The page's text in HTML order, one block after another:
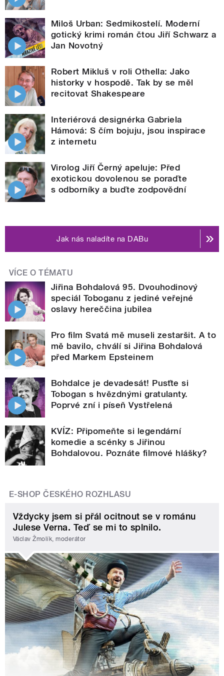
Miloš Urban: Sedmikostelí. Moderní
gotický krimi román čtou Jiří Schwarz a
Jan Novotný
Robert Mikluš v roli Othella: Jako
historky v hospodě. Tak by se měl
recitovat Shakespeare
Interiérová designérka Gabriela
Hámová: S čím bojuju, jsou inspirace
z internetu
Virolog Jiří Černý apeluje: Před
exotickou dovolenou se poraďte
s odborníky a buďte zodpovědní
Jak nás naladíte na DABu
VÍCE O TÉMATU
Jiřina Bohdalová 95. Dvouhodinový
speciál Toboganu z jediné veřejné
oslavy hereččina jubilea
Pro film Svatá mě museli zestaršit. A to
mě bavilo, chválí si Jiřina Bohdalová
před Markem Epsteinem
Bohdalce je devadesát! Pusťte si
Tobogan s hvězdnými gratulanty.
Poprvé zní i píseň Vystřelená
KVÍZ: Připomeňte si legendární
komedie a scénky s Jiřinou
Bohdalovou. Poznáte filmové hlášky?
E-SHOP ČESKÉHO ROZHLASU
Vždycky jsem si přál ocitnout se v románu
Julese Verna. Teď se mi to splnilo.
Václav Žmolík, moderátor